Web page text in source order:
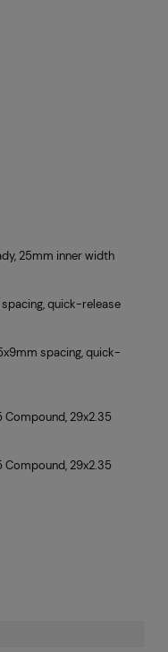
25mm inner width
quick-release
spacing, quick-
Compound, 29x2.35
Compound, 29x2.35